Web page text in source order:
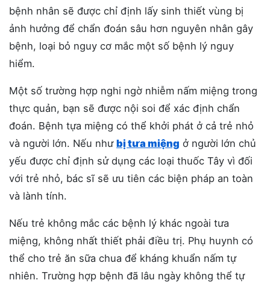
bệnh nhân sẽ được chỉ định lấy sinh thiết vùng bị
ảnh hưởng để chẩn đoán sâu hơn nguyên nhân gây
bệnh, loại bỏ nguy cơ mắc một số bệnh lý nguy
hiểm.
Một số trường hợp nghi ngờ nhiễm nấm miệng trong
thực quản, bạn sẽ được nội soi để xác định chẩn
đoán. Bệnh tựa miệng có thể khởi phát ở cả trẻ nhỏ
và người lớn. Nếu như bị tưa miệng ở người lớn chủ
yếu được chỉ định sử dụng các loại thuốc Tây vì đối
với trẻ nhỏ, bác sĩ sẽ ưu tiên các biện pháp an toàn
và lành tính.
Nếu trẻ không mắc các bệnh lý khác ngoài tưa
miệng, không nhất thiết phải điều trị. Phụ huynh có
thể cho trẻ ăn sữa chua để kháng khuẩn nấm tự
nhiên. Trường hợp bệnh đã lâu ngày không thể tự